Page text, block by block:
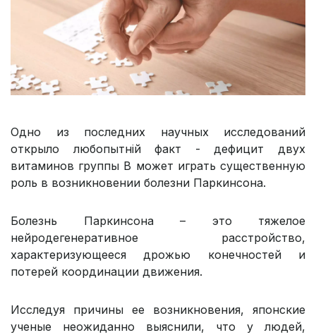
Одно из последних научных исследований
открыло любопытній факт - дефицит двух
витаминов группы В может играть существенную
роль в возникновении болезни Паркинсона.
Болезнь Паркинсона – это тяжелое
нейродегенеративное расстройство,
характеризующееся дрожью конечностей и
потерей координации движения.
Исследуя причины ее возникновения, японские
ученые неожиданно выяснили, что у людей,